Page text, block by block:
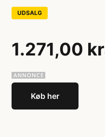
UDSALG
1.271,00 kr
Køb her